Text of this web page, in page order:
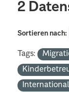
2
Sortieren nach
Tags: